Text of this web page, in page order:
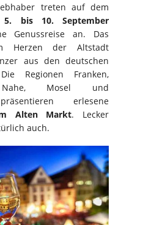
treten auf dem
5. bis 10. September
Genussreise an. Das
Herzen der Altstadt
aus den deutschen
Regionen Franken,
Nahe, Mosel und
erlesene
Alten Markt. Lecker
auch.